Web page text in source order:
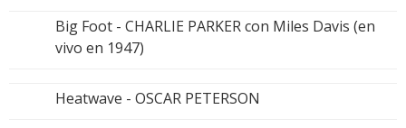
Big Foot - CHARLIE PARKER con Miles Davis (en
vivo en 1947)
Heatwave - OSCAR PETERSON